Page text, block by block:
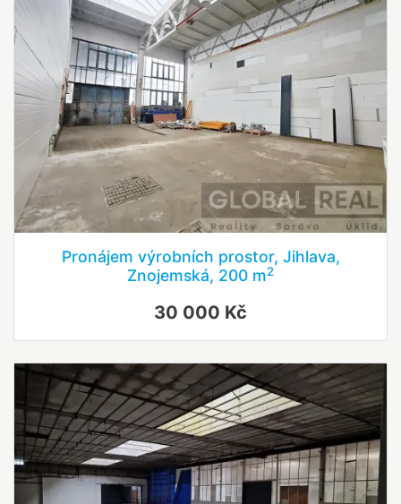
Pronájem výrobních prostor, Jihlava,
Znojemská, 200 m2
30 000 Kč